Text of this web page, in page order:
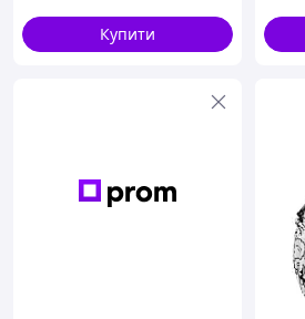
Купити